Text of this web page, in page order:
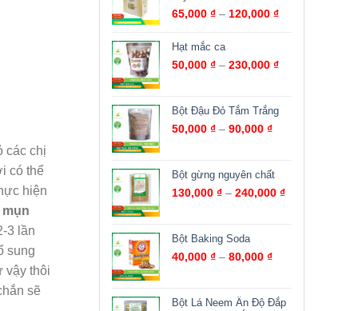
các chị
có thể
hiện
mụn
3 lần
sung
vậy thôi
sẽ
65,000 ₫– 120,000 ₫
Hạt mắc ca
50,000 ₫– 230,000 ₫
Bột Đậu Đỏ Tắm Trắng
50,000 ₫– 90,000 ₫
Bột gừng nguyên chất
130,000 ₫– 240,000 ₫
Bột Baking Soda
40,000 ₫– 80,000 ₫
Bột Lá Neem Ấn Độ Đắp